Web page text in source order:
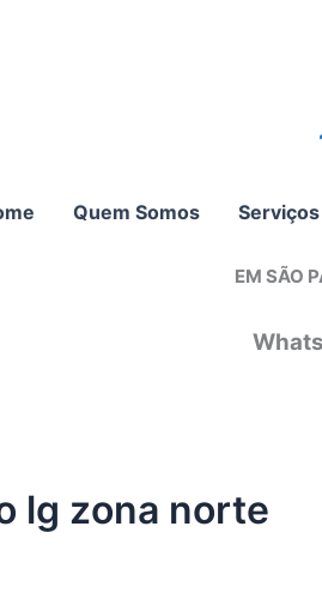
Quem Somos
EM SÃO
lg zona norte